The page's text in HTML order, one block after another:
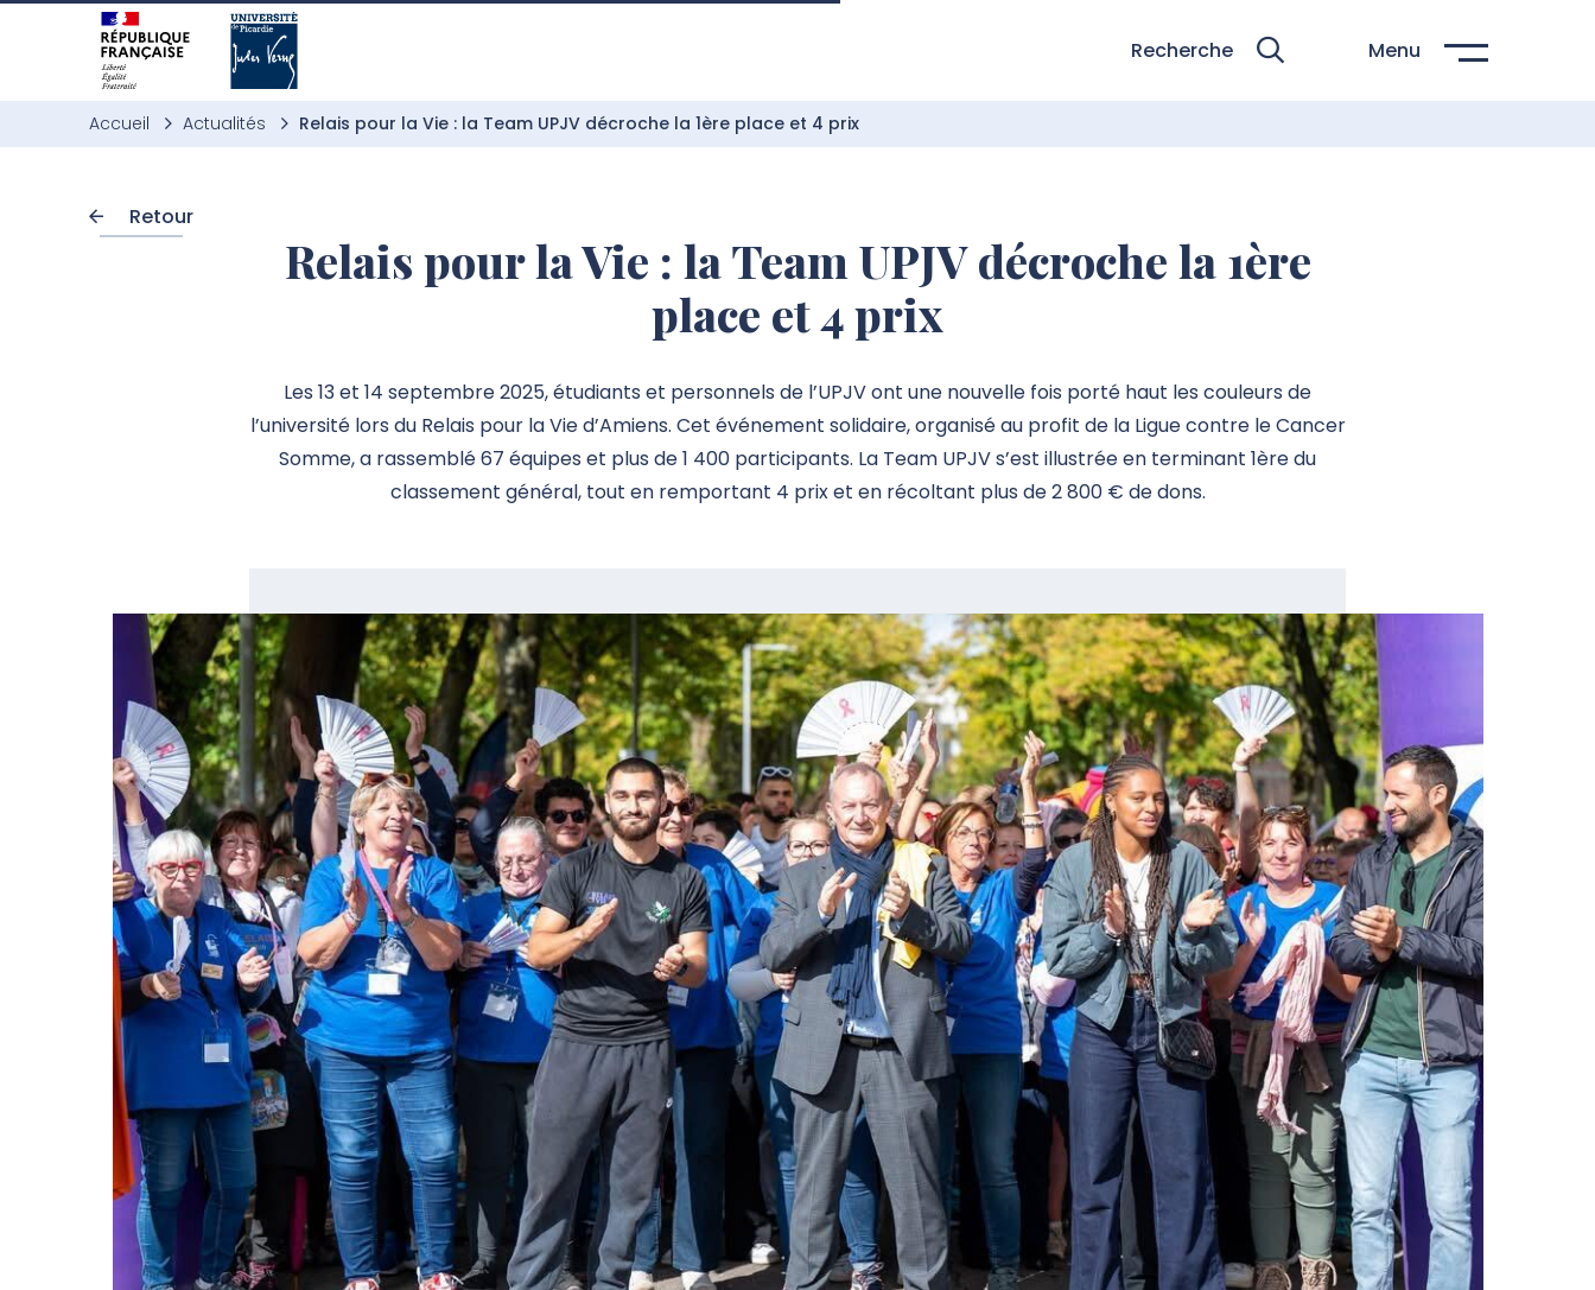
Aller à l’entête de page
Aller au menu principale
Aller au contenu principal
Aller à la recherche
Passer aux cookies
Aller au pied de page
Recherche Menu
Accueil Actualités Relais pour la Vie : la Team UPJV décroche la 1ère place et 4 prix
Retour
Relais pour la Vie : la Team UPJV décroche la 1ère
place et 4 prix
Les 13 et 14 septembre 2025, étudiants et personnels de l’UPJV ont une nouvelle fois porté haut les couleurs de
l’université lors du Relais pour la Vie d’Amiens. Cet événement solidaire, organisé au profit de la Ligue contre le Cancer
Somme, a rassemblé 67 équipes et plus de 1 400 participants. La Team UPJV s’est illustrée en terminant 1ère du
classement général, tout en remportant 4 prix et en récoltant plus de 2 800 € de dons.